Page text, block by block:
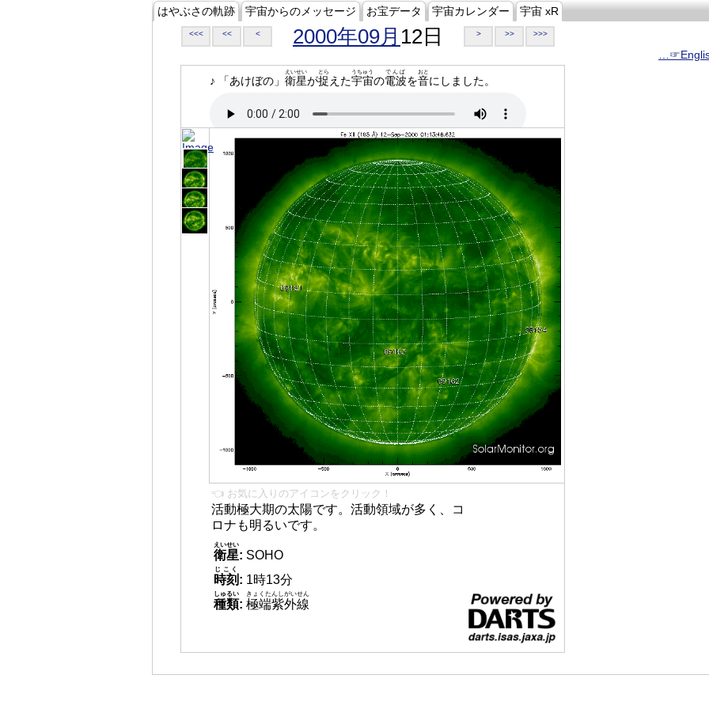
はやぶさの軌跡 宇宙からのメッセージ お宝データ 宇宙カレンダー 宇宙 xR
<<< << < 2000年09月 12日 > >> >>>
♪ 「あけぼの」 衛星
えいせい
が捉
とら
えた宇宙
うちゅう
の電波
でんぱ
を音
おと
にしました。
👈 お気に入りのアイコンをクリック！
活動極大期の太陽です。活動領域が多く、コ
ロナも明るいです。
衛星
えいせい
: SOHO
時刻
じこく
: 1時13分
種類
しゅるい
: 極端紫外線
きょくたんしがいせん